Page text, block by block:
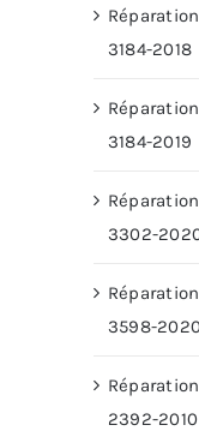
3184-2018
3184-2019
3302-
3598-
2392-2010